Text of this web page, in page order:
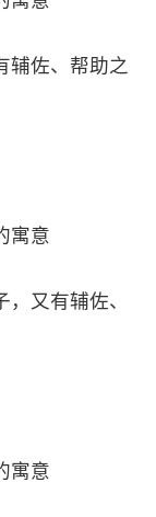
辅佐、帮助之
寓意
又有辅佐、
寓意